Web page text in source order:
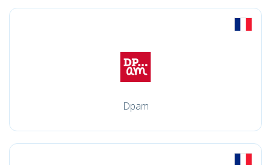
Dpam